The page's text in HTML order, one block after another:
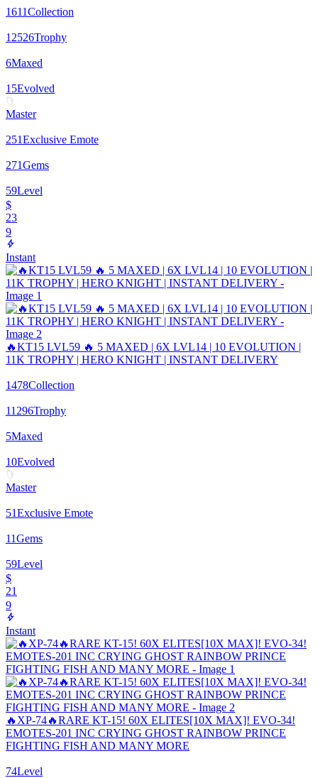
1611Collection
12526Trophy
6Maxed
15Evolved
Master
251Exclusive Emote
271Gems
59Level
$
23
9
Instant
🔥KT15 LVL59 🔥 5 MAXED | 6X LVL14 | 10 EVOLUTION |
11K TROPHY | HERO KNIGHT | INSTANT DELIVERY
1478Collection
11296Trophy
5Maxed
10Evolved
Master
51Exclusive Emote
11Gems
59Level
$
21
9
Instant
🔥XP-74🔥RARE KT-15! 60X ELITES[10X MAX]! EVO-34!
EMOTES-201 INC CRYING GHOST RAINBOW PRINCE
FIGHTING FISH AND MANY MORE
74Level